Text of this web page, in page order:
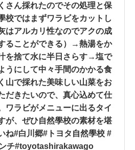
さん採れたのでその処理と保
校ではまずワラビをカットし
はアルカリ性なのでアクの成
ることができる）→熱湯をか
を捨て水に半日さらす→塩で
うにして中々手間のかかる食
山で採れた美味しい山菜をお
だきたいので、真心込めて仕
ワラビがメニューに出るタイ
が、ぜひ自然學校の素材を堪
ね#白川郷#トヨタ自然學校 #
チ#toyotashirakawago